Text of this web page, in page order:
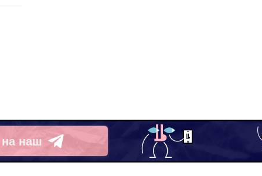
наш